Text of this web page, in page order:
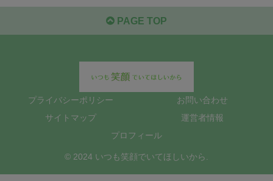
PAGE TOP
プライバシーポリシー
お問い合わせ
サイトマップ
運営者情報
プロフィール
© 2024 いつも笑顔でいてほしいから.